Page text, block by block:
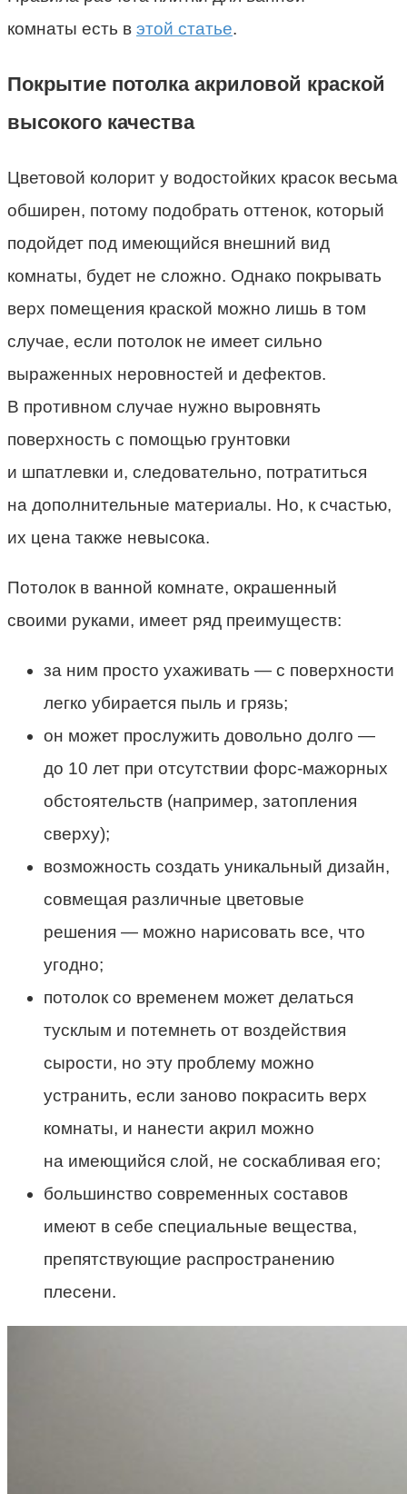
комнаты есть в этой статье.
Покрытие потолка акриловой краской
высокого качества
Цветовой колорит у водостойких красок весьма
обширен, потому подобрать оттенок, который
подойдет под имеющийся внешний вид
комнаты, будет не сложно. Однако покрывать
верх помещения краской можно лишь в том
случае, если потолок не имеет сильно
выраженных неровностей и дефектов.
В противном случае нужно выровнять
поверхность с помощью грунтовки
и шпатлевки и, следовательно, потратиться
на дополнительные материалы. Но, к счастью,
их цена также невысока.
Потолок в ванной комнате, окрашенный
своими руками, имеет ряд преимуществ:
за ним просто ухаживать — с поверхности
легко убирается пыль и грязь;
он может прослужить довольно долго —
до 10 лет при отсутствии форс-мажорных
обстоятельств (например, затопления
сверху);
возможность создать уникальный дизайн,
совмещая различные цветовые
решения — можно нарисовать все, что
угодно;
потолок со временем может делаться
тусклым и потемнеть от воздействия
сырости, но эту проблему можно
устранить, если заново покрасить верх
комнаты, и нанести акрил можно
на имеющийся слой, не соскабливая его;
большинство современных составов
имеют в себе специальные вещества,
препятствующие распространению
плесени.